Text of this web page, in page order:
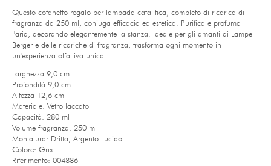
Questo cofanetto regalo per lampada catalitica, completo di ricarica di
fragranza da 250 ml, coniuga efficacia ed estetica. Purifica e profuma
l'aria, decorando elegantemente la stanza. Ideale per gli amanti di Lampe
Berger e delle ricariche di fragranza, trasforma ogni momento in
un'esperienza olfattiva unica.
Larghezza 9,0 cm
Profondità 9,0 cm
Altezza 12,6 cm
Materiale: Vetro laccato
Capacità: 280 ml
Volume fragranza: 250 ml
Montatura: Dritta, Argento Lucido
Colore: Gris
Riferimento: 004886